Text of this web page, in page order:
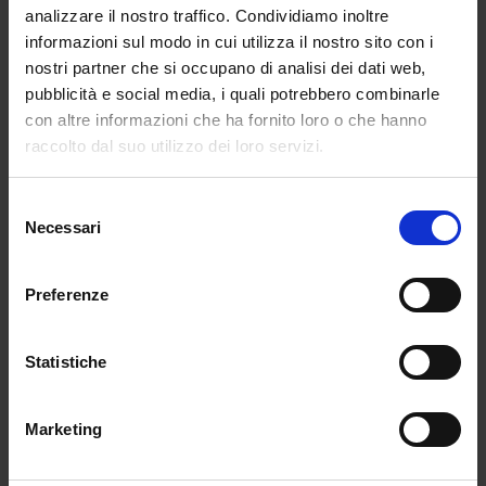
analizzare il nostro traffico. Condividiamo inoltre
informazioni sul modo in cui utilizza il nostro sito con i
nostri partner che si occupano di analisi dei dati web,
pubblicità e social media, i quali potrebbero combinarle
con altre informazioni che ha fornito loro o che hanno
raccolto dal suo utilizzo dei loro servizi.
delNecessari
Preferenze
Statistiche
Marketing
Le misure dispensative
Quanto alle misure dispensative, il docente si
accerta di ciò che risulta all’alunno
particolarmente difficoltoso e predispone un
adeguato Pdp (Piano didattico personalizzato)
nel quale si precisi da quali compiti l’alunno è
dispensato.
Per esempio:
per via del disturbo, non migliora la sua
Rientrano tra le misure dispensative altresì le